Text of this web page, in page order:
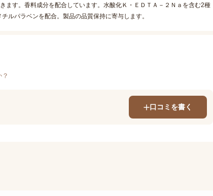
ます。香料成分を配合しています。水酸化Ｋ・ＥＤＴＡ－２Ｎａを含む2種
ルパラベンを配合。製品の品質保持に寄与します。
口コミを書く